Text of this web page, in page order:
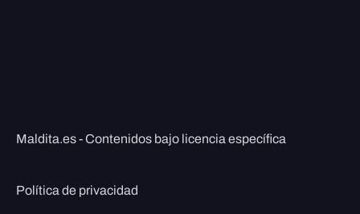
Maldita.es - Contenidos bajo licencia específica
Política de privacidad